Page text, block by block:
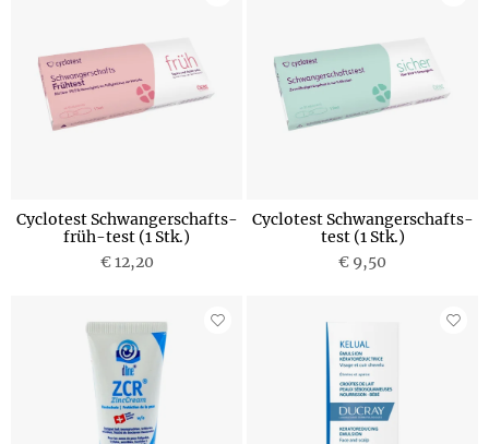
Cyclotest Schwangerschafts-
früh-test (1 Stk.)
€ 12,20
Cyclotest Schwangerschafts-
test (1 Stk.)
€ 9,50